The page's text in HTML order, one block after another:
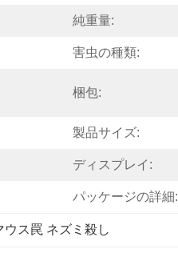
純重量:
害虫の種類:
梱包:
製品サイズ:
ディスプレイ:
パッケージの詳細:
ス罠 ネズミ殺し